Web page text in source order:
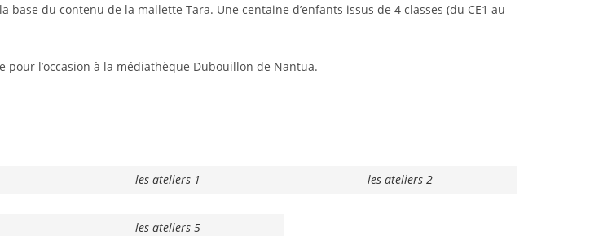
du contenu de la mallette Tara. Une centaine d’enfants issus de 4 classes (du CE1 au
l’occasion à la médiathèque Dubouillon de Nantua.
les ateliers 1 les ateliers 2
les ateliers 5